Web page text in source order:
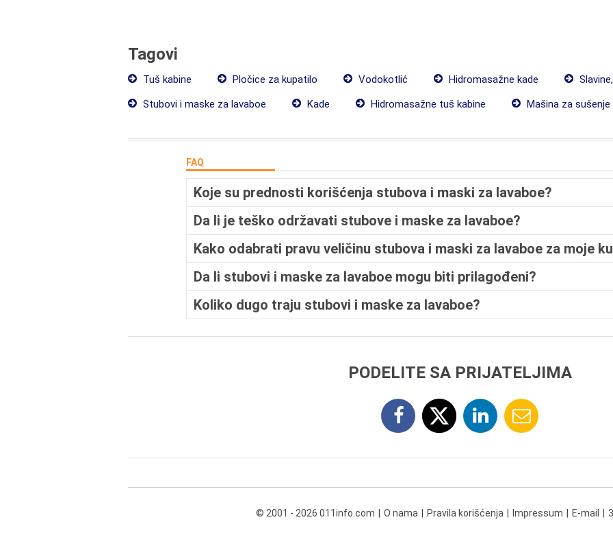
Tagovi
Tuš kabine Pločice za kupatilo Vodokotlić Hidromasažne kade
Stubovi i maske za lavaboe
Kade Hidromasažne tuš kabine Mašina za sušenje
FAQ
Koje su prednosti korišćenja stubova i maski za lavaboe?
Da li je teško održavati stubove i maske za lavaboe?
Kako odabrati pravu veličinu stubova i maski za lavaboe za moje
Da li stubovi i maske za lavaboe mogu biti prilagođeni?
Koliko dugo traju stubovi i maske za lavaboe?
PODELITE SA PRIJATELJIMA
© 2001 - 2026 011info.com O nama Pravila korišćenja Impressum E-mail